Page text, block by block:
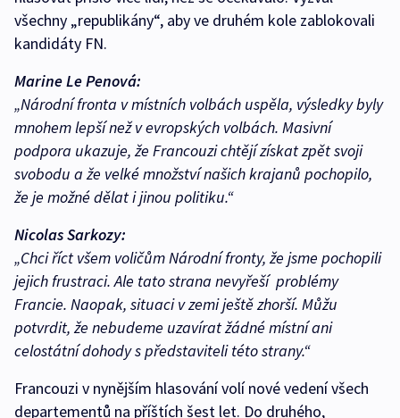
všechny „republikány“, aby ve druhém kole zablokovali
kandidáty FN.
Marine Le Penová:
„Národní fronta v místních volbách uspěla, výsledky byly
mnohem lepší než v evropských volbách. Masivní
podpora ukazuje, že Francouzi chtějí získat zpět svoji
svobodu a že velké množství našich krajanů pochopilo,
že je možné dělat i jinou politiku.“
Nicolas Sarkozy:
„Chci říct všem voličům Národní fronty, že jsme pochopili
jejich frustraci. Ale tato strana nevyřeší problémy
Francie. Naopak, situaci v zemi ještě zhorší. Můžu
potvrdit, že nebudeme uzavírat žádné místní ani
celostátní dohody s představiteli této strany.“
Francouzi v nynějším hlasování volí nové vedení všech
departementů na příštích šest let. Do druhého,